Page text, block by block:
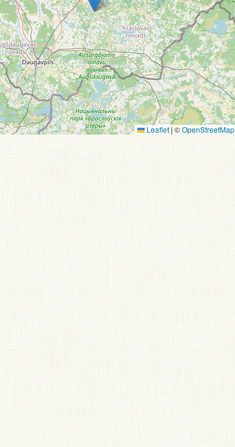
Leaflet | ©OpenStreetMap